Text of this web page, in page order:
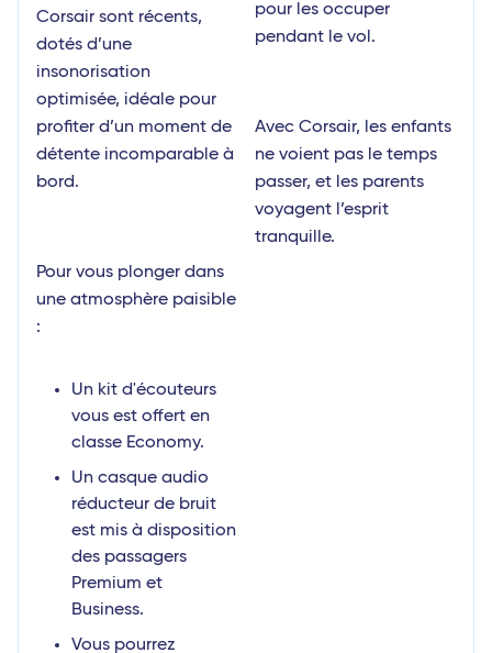
Corsair sont récents,
dotés d’une
insonorisation
optimisée, idéale pour
profiter d’un moment de
détente incomparable à
bord.
Pour vous plonger dans
une atmosphère paisible
:
Un kit d'écouteurs
vous est offert en
classe Economy.
Un casque audio
réducteur de bruit
est mis à disposition
des passagers
Premium et
Business.
Vous pourrez
pour les occuper
pendant le vol.
Avec Corsair, les enfants
ne voient pas le temps
passer, et les parents
voyagent l’esprit
tranquille.